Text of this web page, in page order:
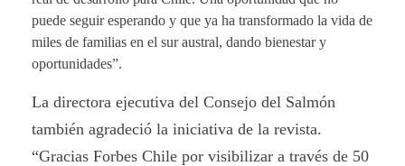
puede seguir esperando y que ya ha transformado la vida de
miles de familias en el sur austral, dando bienestar y
oportunidades”.
La directora ejecutiva del Consejo del Salmón
también agradeció la iniciativa de la revista.
“Gracias Forbes Chile por visibilizar a través de 50